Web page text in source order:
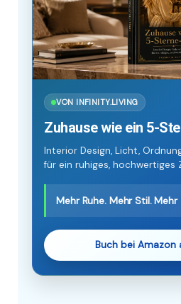
VON INFINITY.LIVING
Zuhause wie ein 5-
Interior Design, Licht,
für ein ruhiges, hochwertiges
Mehr Ruhe. Mehr Stil. Mehr
Buch bei Amazon